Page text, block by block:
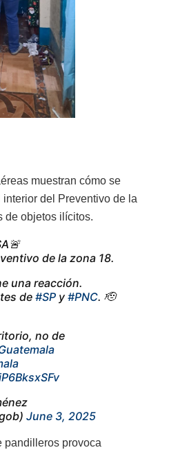
muestran cómo se
del Preventivo de la
de objetos ilícitos.
de la zona 18.
una reacción.
de #SP y #PNC. 🫡
no de
June 3, 2025
pandilleros provoca